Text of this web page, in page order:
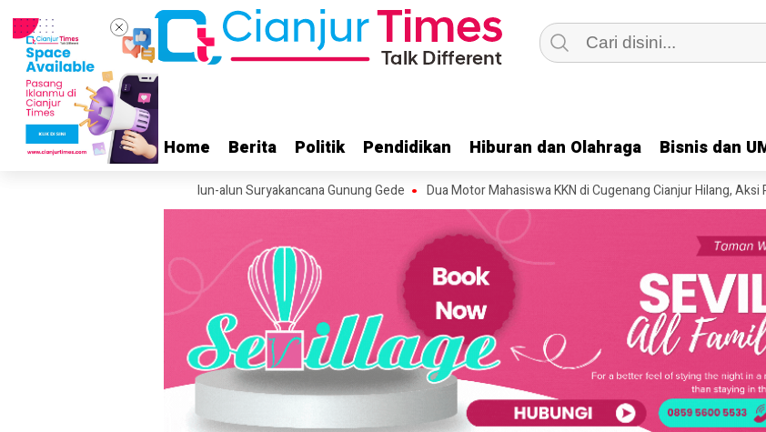
Home Berita Politik Pendidikan Hiburan dan Olahraga Bisnis dan
Home Berita Politik Pendidikan Hiburan dan Olahraga Bisnis dan
Terjadi di Kawasan Alun-alun Suryakancana Gunung Gede Dua Motor Mahasiswa KKN di Cugenang Cianjur Hilang, Aksi Pelaku